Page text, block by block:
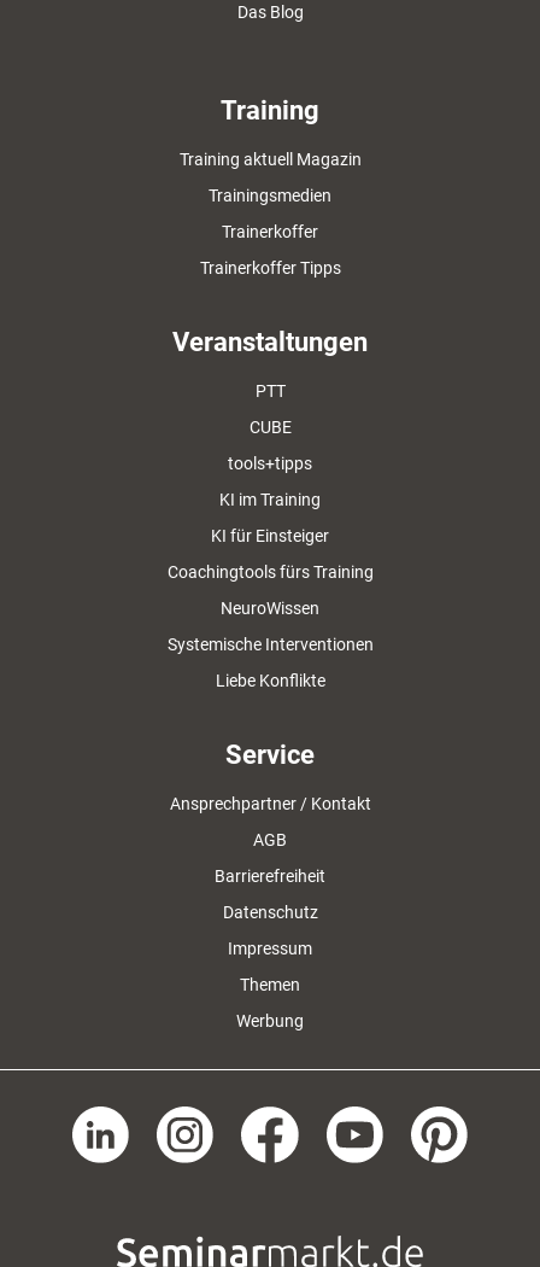
Das Blog
Training
Training aktuell Magazin
Trainingsmedien
Trainerkoffer
Trainerkoffer Tipps
Veranstaltungen
PTT
CUBE
tools+tipps
KI im Training
KI für Einsteiger
Coachingtools fürs Training
NeuroWissen
Systemische Interventionen
Liebe Konflikte
Service
Ansprechpartner / Kontakt
AGB
Barrierefreiheit
Datenschutz
Impressum
Themen
Werbung